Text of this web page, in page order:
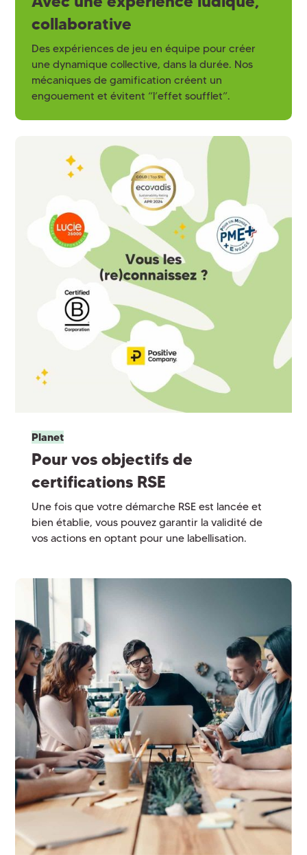
collaborative
Des expériences de jeu en équipe pour créer
une dynamique collective, dans la durée. Nos
mécaniques de gamification créent un
engouement et évitent “l’effet soufflet”.
Planet
Pour vos objectifs de
certifications RSE
Une fois que votre démarche RSE est lancée et
bien établie, vous pouvez garantir la validité de
vos actions en optant pour une labellisation.